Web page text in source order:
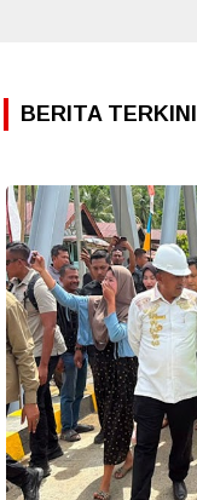
BERITA TERKINI